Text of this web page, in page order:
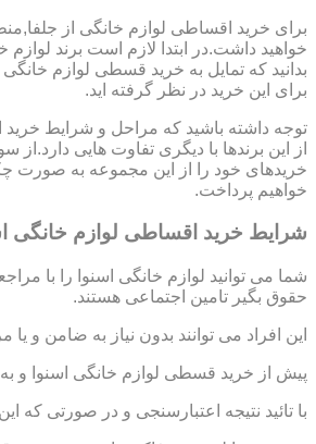
برای خرید اقساطی لوازم خانگی از
خواهید داشت.در ابتدا لازم است برند
بدانید که تمایل به خرید قسطی لوازم خانگی
برای این خرید در نظر گرفته اید.
توجه داشته باشید که مراحل و شرایط
از این برندها با دیگری تفاوت هایی دارد.از
خریدهای خود را از این مجموعه به صورت
خواهیم پرداخت.
شرایط خرید اقساطی لوازم خانگی
شما می توانید لوازم خانگی اسنوا را با
حقوق بگیر تامین اجتماعی هستند.
این افراد می توانند بدون نیاز به ضامن و یا مراجعه به بانک تا سقف ۷۰ میلیون تومان اعتبار دریافت
پیش از خرید قسطی لوازم خانگی اسنوا و به
با تائید نتیجه اعتبارسنجی و در صورتی که